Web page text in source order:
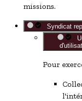
missions.
Syndicat
Pour